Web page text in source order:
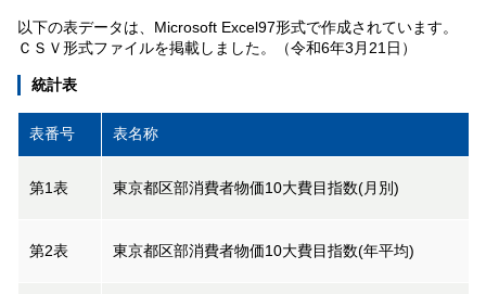
以下の表データは、Microsoft Excel97形式で作成されています。
ＣＳＶ形式ファイルを掲載しました。（令和6年3月21日）
統計表
表番号 表名称
第1表 東京都区部消費者物価10大費目指数(月別)
第2表 東京都区部消費者物価10大費目指数(年平均)